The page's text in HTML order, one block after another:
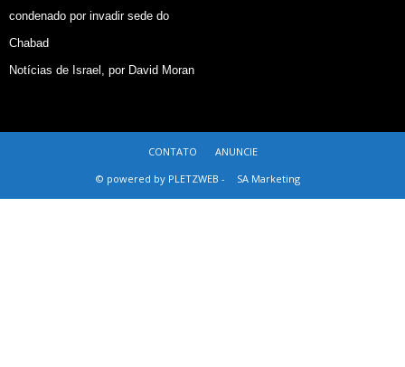
condenado por invadir sede do
Chabad
Notícias de Israel, por David Moran
CONTATO
ANUNCIE
© powered by PLETZWEB -
SA Marketing